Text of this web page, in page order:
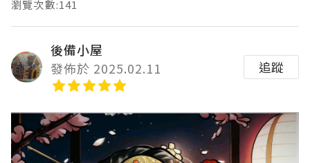
瀏覽次數:141
後備小屋
發佈於 2025.02.11
追蹤